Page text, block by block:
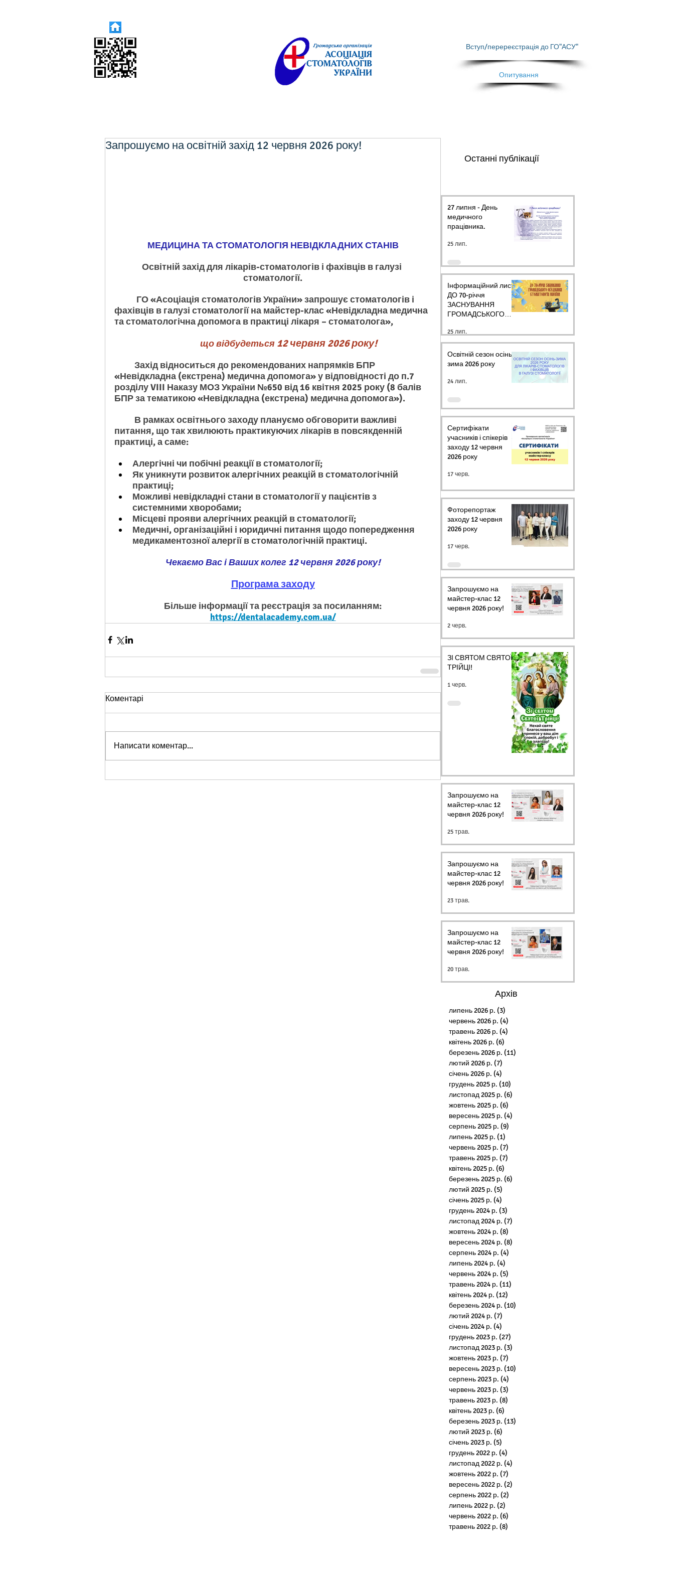
Опитування
Запрошуємо на освітній захід 12 червня 2026 року!
МЕДИЦИНА ТА СТОМАТОЛОГІЯ НЕВІДКЛАДНИХ СТАНІВ
Освітній захід для лікарів-стоматологів і фахівців в галузі
стоматології.
фахівців в галузі стоматології на майстер-клас «Невідкладна медична
та стоматологічна допомога в практиці лікаря – стоматолога»,
що відбудеться 12 червня 2026 року!
«Невідкладна (екстрена) медична допомога» у відповідності до п.7
розділу VIII Наказу МОЗ України №650 від 16 квітня 2025 року (8 балів
БПР за тематикою «Невідкладна (екстрена) медична допомога»).
питання, що так хвилюють практикуючих лікарів в повсякденній
практиці, а саме:
Алергічні чи побічні реакції в стоматології;
Як уникнути розвиток алергічних реакцій в стоматологічній
практиці;
Можливі невідкладні стани в стоматології у пацієнтів з
системними хворобами;
Місцеві прояви алергічних реакцій в стоматології;
Медичні, організаційні і юридичні питання щодо попередження
медикаментозної алергії в стоматологічній практиці.
Чекаємо Вас і Ваших колег 12 червня 2026 року!
Програма заходу
Більше інформації та реєстрація за посиланням:
https://dentalacademy.com.ua/
Коментарі
Написати коментар...
Останні публікації
27 липня - День
медичного
працівника.
25 лип.
Інформаційний лист
ДО 70-річчя
ЗАСНУВАННЯ
ГРОМАДСЬКОГО
СТОМАТОЛОГІВ
УКРАЇНИ
25 лип.
Освітній сезон осінь-
зима 2026 року
24 лип.
Сертифікати
учасників і спікерів
заходу 12 червня
2026 року
17 черв.
Фоторепортаж
заходу 12 червня
2026 року
17 черв.
Запрошуємо на
майстер-клас 12
червня 2026 року!
2 черв.
ЗІ СВЯТОМ СВЯТОЇ
ТРІЙЦІ!
1 черв.
Запрошуємо на
майстер-клас 12
червня 2026 року!
25 трав.
Запрошуємо на
майстер-клас 12
червня 2026 року!
23 трав.
Запрошуємо на
майстер-клас 12
червня 2026 року!
20 трав.
Архів
липень 2026 р. (3)
червень 2026 р. (4)
травень 2026 р. (4)
квітень 2026 р. (6)
березень 2026 р. (11)
лютий 2026 р. (7)
січень 2026 р. (4)
грудень 2025 р. (10)
листопад 2025 р. (6)
жовтень 2025 р. (6)
вересень 2025 р. (4)
серпень 2025 р. (9)
липень 2025 р. (1)
червень 2025 р. (7)
травень 2025 р. (7)
квітень 2025 р. (6)
березень 2025 р. (6)
лютий 2025 р. (5)
січень 2025 р. (4)
грудень 2024 р. (3)
листопад 2024 р. (7)
жовтень 2024 р. (8)
вересень 2024 р. (8)
серпень 2024 р. (4)
липень 2024 р. (4)
червень 2024 р. (5)
травень 2024 р. (11)
квітень 2024 р. (12)
березень 2024 р. (10)
лютий 2024 р. (7)
січень 2024 р. (4)
грудень 2023 р. (27)
листопад 2023 р. (3)
жовтень 2023 р. (7)
вересень 2023 р. (10)
серпень 2023 р. (4)
червень 2023 р. (3)
травень 2023 р. (8)
квітень 2023 р. (6)
березень 2023 р. (13)
лютий 2023 р. (6)
січень 2023 р. (5)
грудень 2022 р. (4)
листопад 2022 р. (4)
жовтень 2022 р. (7)
вересень 2022 р. (2)
серпень 2022 р. (2)
липень 2022 р. (2)
червень 2022 р. (6)
травень 2022 р. (8)
Вступ/перереєстрація до ГО"АСУ"